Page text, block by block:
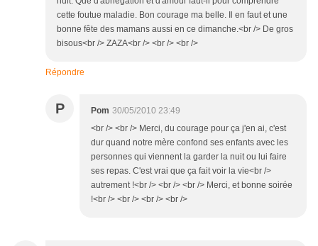
cette foutue maladie. Bon courage ma belle. Il en faut et une
bonne fête des mamans aussi en ce dimanche.<br /> De gros
bisous<br /> ZAZA<br /> <br /> <br />
Répondre
P Pom 30/05/2010 23:49
<br /> <br /> Merci, du courage pour ça j'en ai, c'est
dur quand notre mère confond ses enfants avec les
personnes qui viennent la garder la nuit ou lui faire
ses repas. C'est vrai que ça fait voir la vie<br />
autrement !<br /> <br /> <br /> Merci, et bonne soirée
!<br /> <br /> <br /> <br />